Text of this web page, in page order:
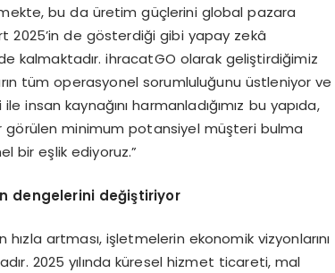
bu da üretim güçlerini global pazara
2025’in de gösterdiği gibi yapay zekâ
kalmaktadır. ihracatGO olarak geliştirdiğimiz
tüm operasyonel sorumluluğunu üstleniyor ve
insan kaynağını harmanladığımız bu yapıda,
minimum potansiyel müşteri bulma
bir eşlik ediyoruz.”
dengelerini değiştiriyor
artması, işletmelerin ekonomik vizyonlarını
2025 yılında küresel hizmet ticareti, mal